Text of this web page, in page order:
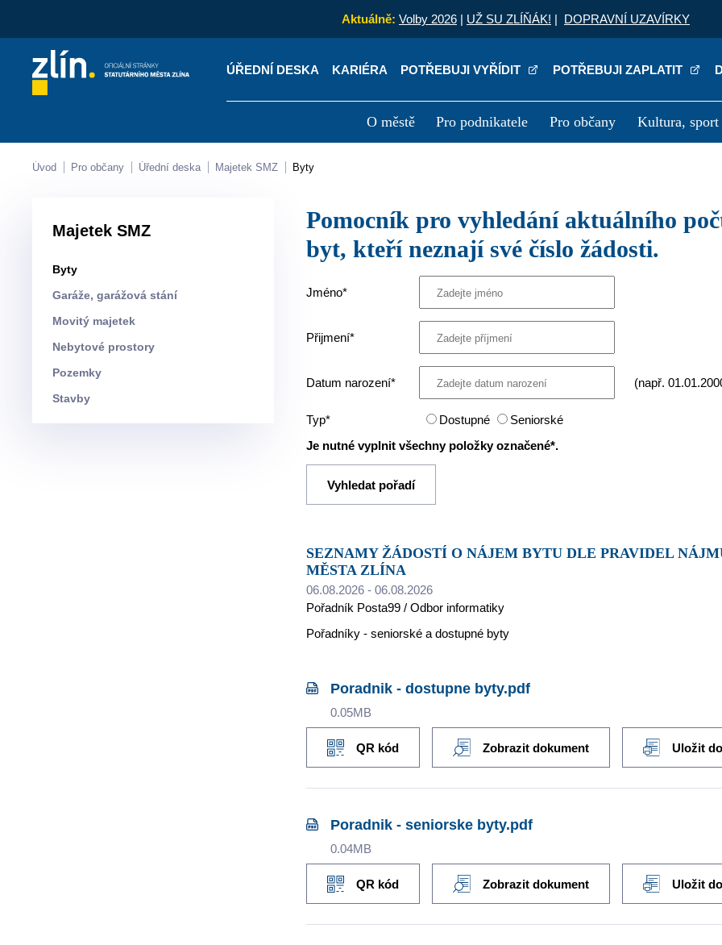
Aktuálně: Volby 2026 | UŽ SU ZLÍŇÁK! | DOPRAVNÍ UZAVÍRKY
ÚŘEDNÍ DESKA KARIÉRA POTŘEBUJI VYŘÍDIT POTŘEBUJI ZAPLATIT
O městě Pro podnikatele Pro občany Kultura, sport
Kontakty Úřední deska
Úvod Pro občany Úřední deska Majetek SMZ Byty
Majetek SMZ
Byty
Garáže, garážová stání
Movitý majetek
Nebytové prostory
Pozemky
Stavby
Pomocník pro vyhledání aktuálního počtu bodů pro žadatele o městský
byt, kteří neznají své číslo žádosti.
Jméno*
Přijmení*
Datum narození* (např.
Typ* Dostupné
Seniorské
Je nutné vyplnit všechny položky označené*.
SEZNAMY ŽÁDOSTÍ O NÁJEM BYTU DLE PRAVIDEL NÁJMU BYTŮ VE VLASTNICTVÍ STATUTÁRNÍHO
MĚSTA ZLÍNA
06.08.2026 - 06.08.2026
Pořadník Posta99 / Odbor informatiky
Pořadníky - seniorské a dostupné byty
Poradnik - dostupne byty.pdf
0.05MB
QR kód Zobrazit dokument Uložit
Poradnik - seniorske byty.pdf
0.04MB
QR kód Zobrazit dokument Uložit